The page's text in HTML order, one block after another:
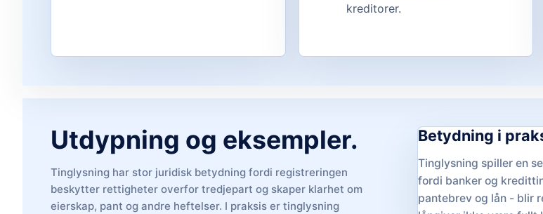
kreditorer.
Utdypning og eksempler.
Tinglysning har stor juridisk betydning fordi registreringen
beskytter rettigheter overfor tredjepart og skaper klarhet om
eierskap, pant og andre heftelser. I praksis er tinglysning
Betydning i
Tinglysning spiller en
fordi banker og
pantebrev og lån - blir